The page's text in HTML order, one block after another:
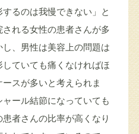
るのは我慢できない」と
れる女性の患者さんが多
、男性は美容上の問題は
ていても痛くなければほ
スが多いと考えられま
ール結節になっていても
者さんの比率が高くなり